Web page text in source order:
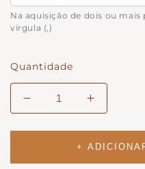
Na aquisição de dois ou
vírgula (,)
Quantidade
Diminuir
quantidade
para
Pendente
Personalizado
Aumentar
a
para
Pendente
+